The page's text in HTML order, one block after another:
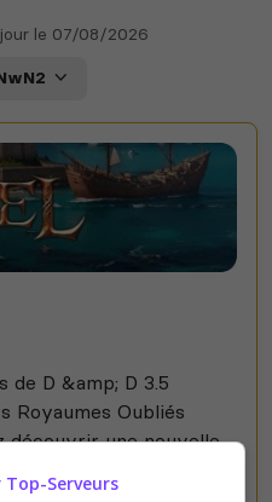
le 07/08/2026
de D &amp; D 3.5
Royaumes Oubliés
découvrir une nouvelle
Top-Serveurs